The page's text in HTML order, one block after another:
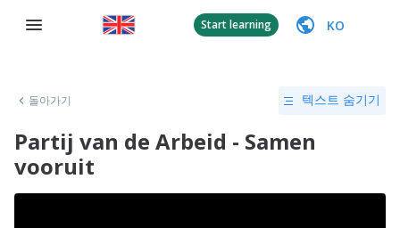
Start learning KO
돌아가기 텍스트 숨기기
Partij van de Arbeid - Samen
vooruit